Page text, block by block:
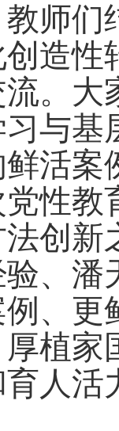
师们
造性
。大
与基
活案
性教
创新
、
例、
植
人活